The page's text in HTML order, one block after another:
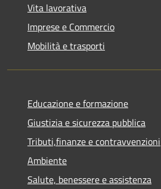
Vita lavorativa
Imprese e Commercio
Mobilità e trasporti
Educazione e formazione
Giustizia e sicurezza pubblica
Tributi,finanze e contravvenzioni
Ambiente
Salute, benessere e assistenza